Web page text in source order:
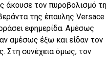
άκουσε τον πυροβολισμό τη
της έπαυλης Versace
εφημερίδα. Αμέσως
αμέσως έξω και είδαν τον
Στη συνέχεια όμως, τον